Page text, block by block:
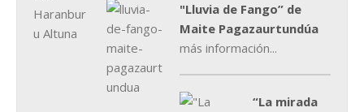
"Lluvia de Fango” de
Maite Pagazaurtundúa
más información...
“La mirada